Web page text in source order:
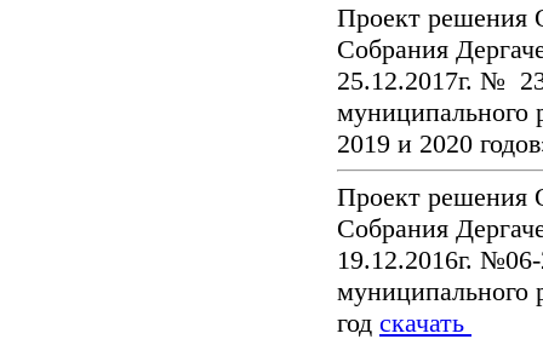
Проект решения
Собрания
25.12.2017г. №
муниципального
2019 и 2020
Проект решения
Собрания
19.12.2016г.
муниципального
год скачать